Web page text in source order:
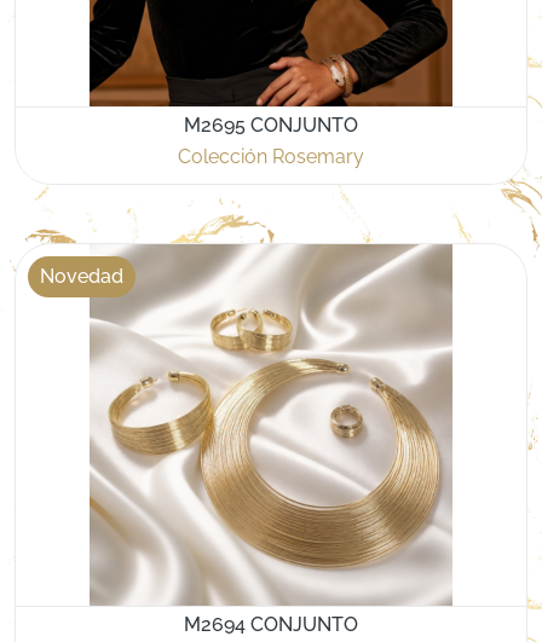
M2695 CONJUNTO
Colección Rosemary
Novedad
M2694 CONJUNTO